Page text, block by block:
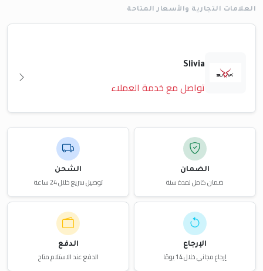
العلامات التجارية والأسعار المتاحة
Slivia
تواصل مع خدمة العملاء
الضمان
ضمان كامل لمدة سنة
الشحن
توصيل سريع خلال 24 ساعة
الإرجاع
إرجاع مجاني خلال 14 يومًا
الدفع
الدفع عند الاستلام متاح